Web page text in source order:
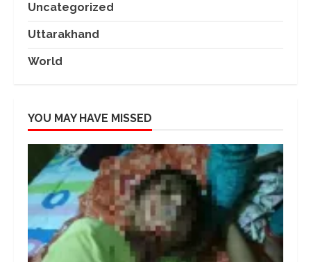
Uncategorized
Uttarakhand
World
YOU MAY HAVE MISSED